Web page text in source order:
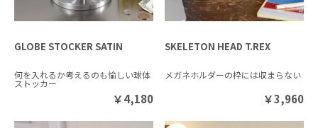
GLOBE STOCKER SATIN
何を入れるか考えるのも愉しい球体
ストッカー
￥4,180
SKELETON HEAD T.REX
メガネホルダーの枠には収まらない
￥3,960